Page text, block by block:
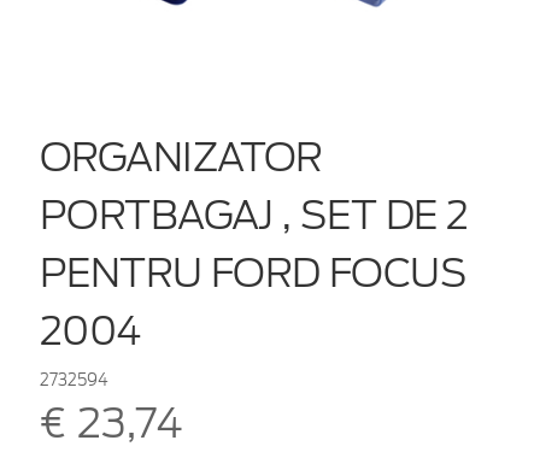
ORGANIZATOR
PORTBAGAJ , SET DE 2
PENTRU FORD FOCUS
2004
2732594
€ 23,74